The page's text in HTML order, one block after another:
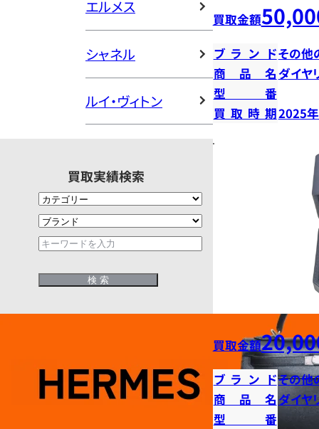
エルメス
シャネル
ルイ・ヴィトン
買取実績検索
買取金額
ブランドその他
商品名ダイヤ
型番
買取時期2025
買取金額
ブランドその他
商品名 ダイヤ
型番